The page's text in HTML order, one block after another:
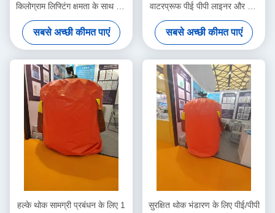
किलोग्राम लिफ्टिंग क्षमता के साथ बिग
बैग FIBC टिकाऊ पॉलीप्रोपाइलीन से
बना है
सबसे अच्छी कीमत पाएं
वाटरप्रूफ पीई पीपी लाइनर और यूवी
प्रतिरोधी कोटिंग के साथ अनुकूलित
बिग बैग एफआईबीसी
सबसे अच्छी कीमत पाएं
हल्के थोक सामग्री प्रबंधन के लिए 1
सुरक्षित थोक भंडारण के लिए पीई/पीपी